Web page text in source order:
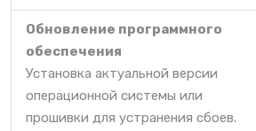
Обновление программного
обеспечения
Установка актуальной версии
операционной системы или
прошивки для устранения сбоев.